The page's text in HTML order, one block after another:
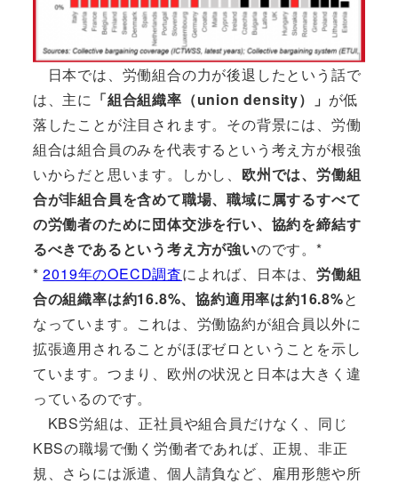
日本では、労働組合の力が後退したという話で
は、主に 「組合組織率（union density）」 が低
落したことが注目されます。その背景には、労働
組合は組合員のみを代表するという考え方が根強
いからだと思います。しかし、 欧州では、労働組
合が非組合員を含めて職場、職域に属するすべて
の労働者のために団体交渉を行い、協約を締結す
るべきであるという考え方が強いのです。*
*2019年のOECD調査によれば、日本は、労働組
合の組織率は約16.8%、協約適用率は約16.8%と
なっています。これは、労働協約が組合員以外に
拡張適用されることがほぼゼロということを示し
ています。つまり、欧州の状況と日本は大きく違
っているのです。
KBS労組は、正社員や組合員だけなく、同じ
KBSの職場で働く労働者であれば、正規、非正
規、さらには派遣、個人請負など、雇用形態や所